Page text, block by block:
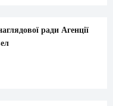
ради Агенції